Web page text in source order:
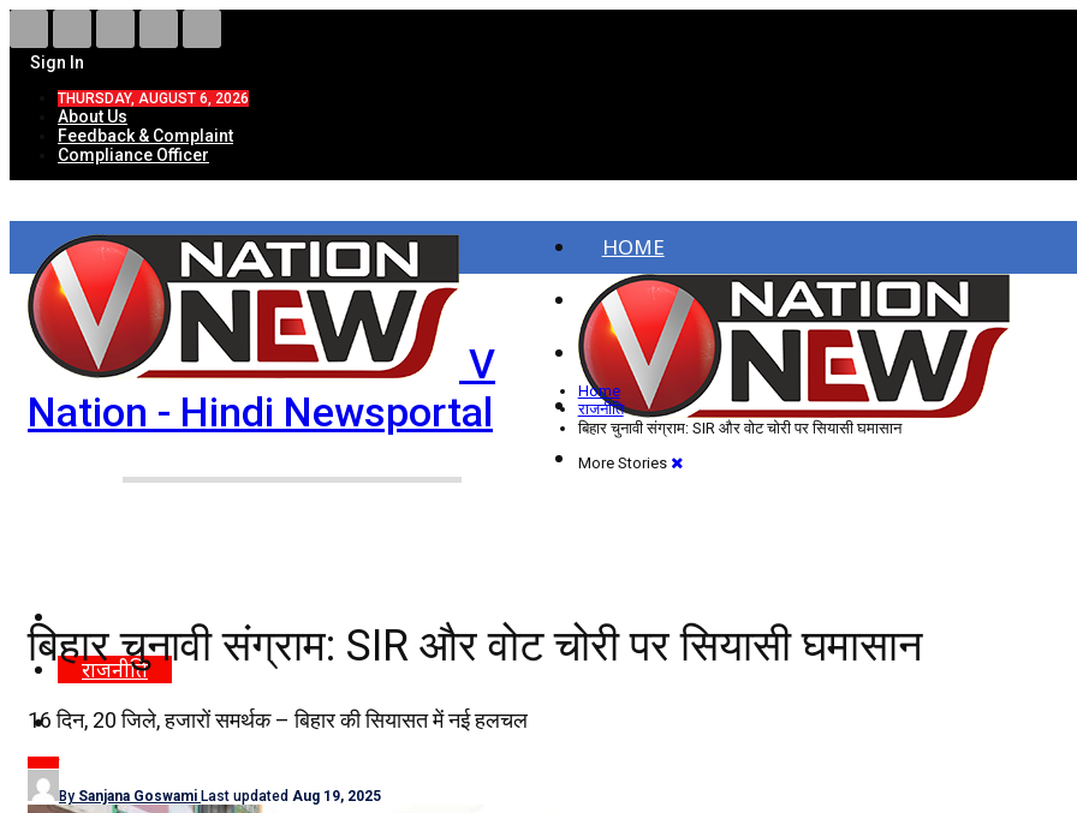
Sign In
THURSDAY, AUGUST 6, 2026
About Us
Feedback & Complaint
Compliance Officer
V
Nation - Hindi Newsportal
HOME
ताज़ा खबरें
देश
विदेश
राजनीति
कारोबार
Home
राजनीति
बिहार चुनावी संग्राम: SIR और वोट चोरी पर सियासी घमासान
बिहार चुनावी संग्राम: SIR और वोट चोरी पर सियासी घमासान
16 दिन, 20 जिले, हजारों समर्थक – बिहार की सियासत में नई हलचल
By Sanjana Goswami Last updated Aug 19, 2025
More Stories